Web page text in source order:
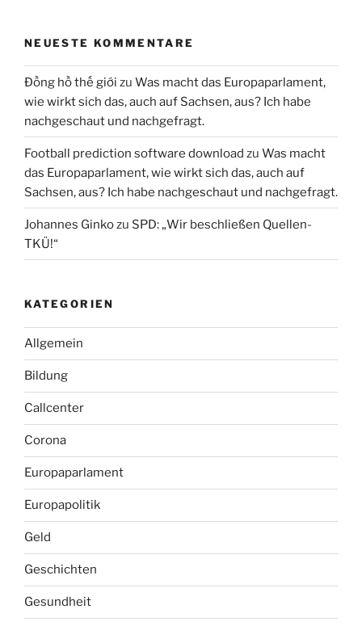
NEUESTE KOMMENTARE
Đồng hồ thế giới zu Was macht das Europaparlament,
wie wirkt sich das, auch auf Sachsen, aus? Ich habe
nachgeschaut und nachgefragt.
Football prediction software download zu Was macht
das Europaparlament, wie wirkt sich das, auch auf
Sachsen, aus? Ich habe nachgeschaut und nachgefragt.
Johannes Ginkozu SPD: „Wir beschließen Quellen-
TKÜ!“
KATEGORIEN
Allgemein
Bildung
Callcenter
Corona
Europaparlament
Europapolitik
Geld
Geschichten
Gesundheit